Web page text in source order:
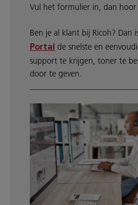
Vul het formulier in, dan hoor
Ben je al klant bij Ricoh? Dan
Portal de snelste en
support te krijgen, toner te
door te geven.